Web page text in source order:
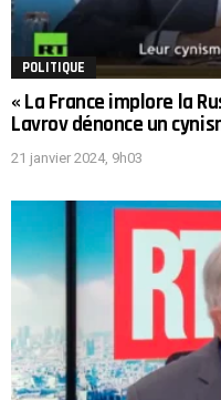
POLITIQUE
« La France implore la
Lavrov dénonce un
21 janvier 2024, 9h03